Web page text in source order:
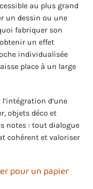
au plus grand
un dessin ou une
fabriquer son
obtenir un effet
individualisée
place à un large
d’une
objets déco et
notes : tout dialogue
cohérent et valoriser
pour un papier